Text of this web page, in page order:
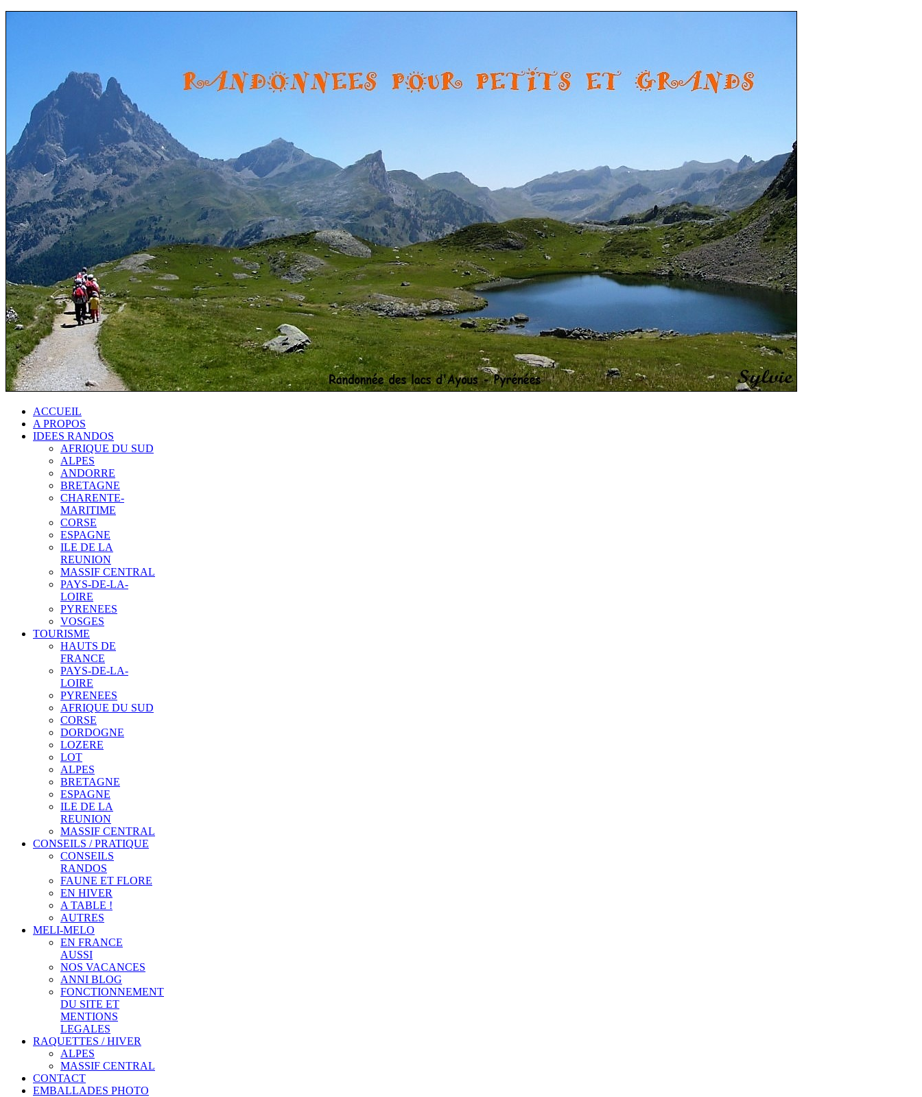
ACCUEIL
A PROPOS
IDEES RANDOS
AFRIQUE DU SUD
ALPES
ANDORRE
BRETAGNE
CHARENTE-
MARITIME
CORSE
ESPAGNE
ILE DE LA
REUNION
MASSIF CENTRAL
PAYS-DE-LA-
LOIRE
PYRENEES
VOSGES
TOURISME
HAUTS DE
FRANCE
PAYS-DE-LA-
LOIRE
PYRENEES
AFRIQUE DU SUD
CORSE
DORDOGNE
LOZERE
LOT
ALPES
BRETAGNE
ESPAGNE
ILE DE LA
REUNION
MASSIF CENTRAL
CONSEILS / PRATIQUE
CONSEILS
RANDOS
FAUNE ET FLORE
EN HIVER
A TABLE !
AUTRES
MELI-MELO
EN FRANCE
AUSSI
NOS VACANCES
ANNI BLOG
FONCTIONNEMENT
DU SITE ET
MENTIONS
LEGALES
RAQUETTES / HIVER
ALPES
MASSIF CENTRAL
CONTACT
EMBALLADES PHOTO